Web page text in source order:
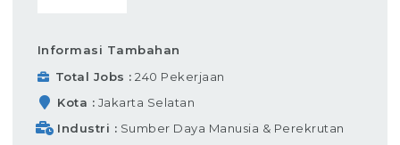
Informasi Tambahan
Total Jobs
240 Pekerjaan
Kota
Jakarta Selatan
Industri
Sumber Daya Manusia & Perekrutan